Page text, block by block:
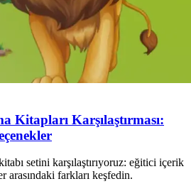
Kitapları Karşılaştırması:
setini karşılaştırıyoruz: eğitici içerik
arasındaki farkları keşfedin.